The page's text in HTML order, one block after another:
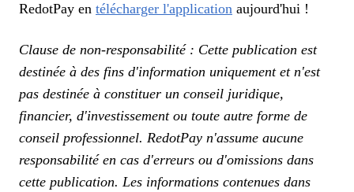
RedotPay en télécharger l'application aujourd'hui !
Clause de non-responsabilité : Cette publication est
destinée à des fins d'information uniquement et n'est
pas destinée à constituer un conseil juridique,
financier, d'investissement ou toute autre forme de
conseil professionnel. RedotPay n'assume aucune
responsabilité en cas d'erreurs ou d'omissions dans
cette publication. Les informations contenues dans